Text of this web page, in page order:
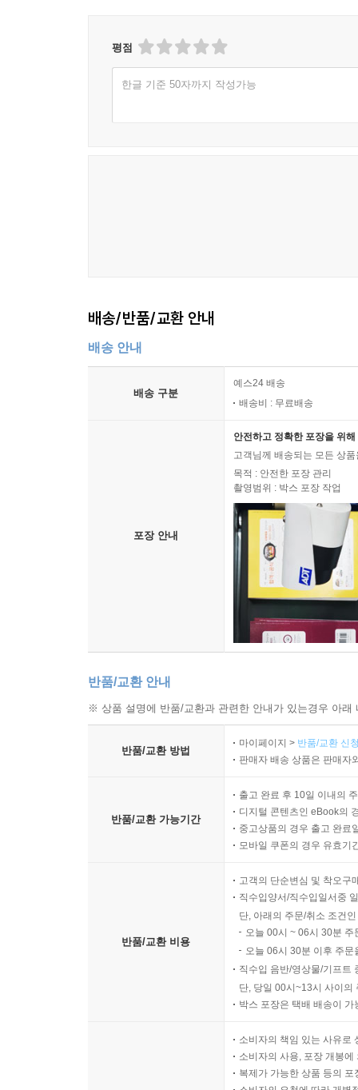
평점
한글 기준 50자까지 작성가능
배송/반품/교환 안내
배송 안내
배송 구분
예스24 배송
배송비 : 무료배송
포장 안내
안전하고 정확한 포장을 위
고객님께 배송되는 모든 상
목적 : 안전한 포장 관리
촬영범위 : 박스 포장 작업
반품/교환 안내
※ 상품 설명에 반품/교환과 관련한 안내가 있는경우 아
반품/교환 방법
마이페이지 > 반품/교환 신
판매자 배송 상품은 판매자
반품/교환 가능기간
출고 완료 후 10일 이내의
디지털 콘텐츠인 eBook의
중고상품의 경우 출고 완료
모바일 쿠폰의 경우 유효기
반품/교환 비용
고객의 단순변심 및 착오구
직수입양서/직수입일서중
단, 아래의 주문/취소 조건
오늘 00시 ~ 06시 30분
오늘 06시 30분 이후 주
직수입 음반/영상물/기프트
단, 당일 00시~13시 사이의
박스 포장은 택배 배송이
소비자의 책임 있는 사유로
소비자의 사용, 포장 개봉
복제가 가능한 상품 등의